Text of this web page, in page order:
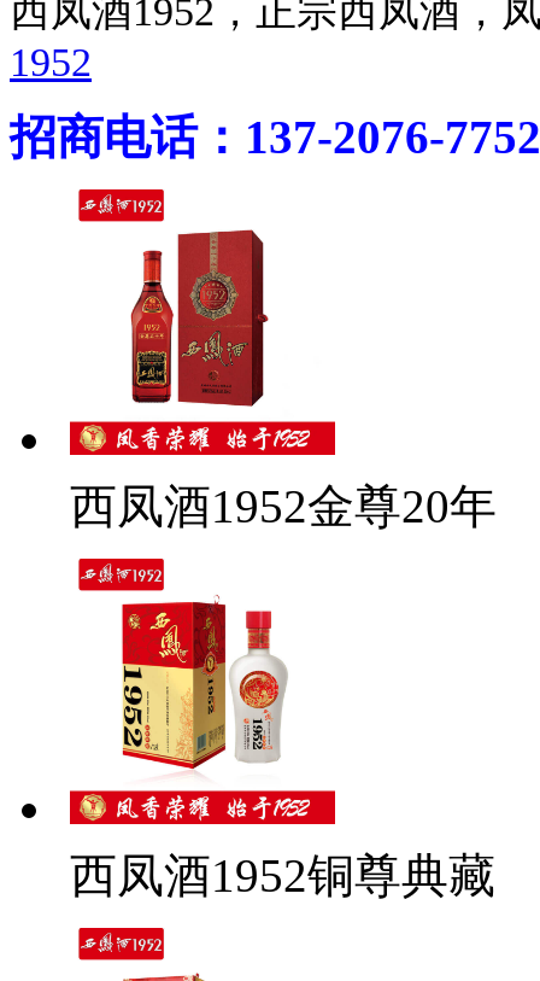
西凤酒1952，正宗西凤酒
1952
招商电话：137-2076-7752
西凤酒1952金尊20年
西凤酒1952铜尊典藏